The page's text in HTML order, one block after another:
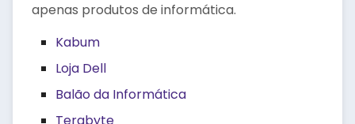
apenas produtos de informática.
Kabum
Loja Dell
Balão da Informática